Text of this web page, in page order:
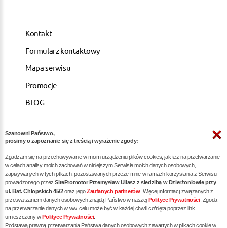
Kontakt
Formularz kontaktowy
Mapa serwisu
Promocje
BLOG
ARTYKUŁY
Pozycjonowanie dla kancelarii notarialnych -
skuteczna promocja w internecie
Skuteczne Pozycjonowanie, Marketing internetowy i
Reklama dla Siłowni oraz Trenerów Personalnych
Pozycjonowanie / reklama dla dietetyka - zwiększ
Szanowni Państwo,
prosimy o zapoznanie się z treścią i wyrażenie zgody:
Zgadzam się na przechowywanie w moim urządzeniu plików cookies, jak też na przetwarzanie
w celach analizy moich zachowań w niniejszym Serwisie moich danych osobowych,
zapisywanych w tych plikach, pozostawianych przeze mnie w ramach korzystania z Serwisu
prowadzonego przezSitePromotor Przemysław Uliasz z siedzibą w Dzierżoniowie przy
ul. Bat. Chłopskich 45/2oraz jegoZaufanych partnerów. Więcej informacji związanych z
przetwarzaniem danych osobowych znajdą Państwo w naszej Polityce Prywatności. Zgoda
na przetwarzanie danych w ww. celu może być w każdej chwili cofnięta poprzez link
umieszczony wPolityce Prywatności.
Podstawą prawną przetwarzania Państwa danych osobowych zawartych w plikach cookie w